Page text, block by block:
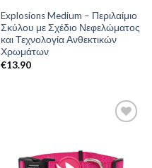
Explosions Medium – Περιλαίμιο
Σκύλου με Σχέδιο Νεφελώματος
και Τεχνολογία Ανθεκτικών
Χρωμάτων
€13.90